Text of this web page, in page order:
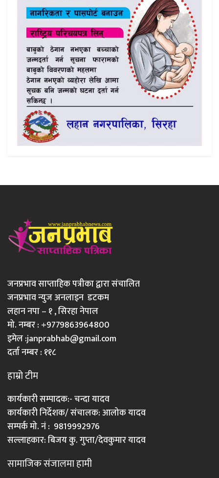
जनप्रभाव साप्ताहिक पत्रीका द्वारा संचालित
जनप्रभाव न्युज अनलाइन डटकम
लहान नपा – १ , सिरहा नेपाल
मो. नम्बर : +9779863964800
इमेल :janprabhab@gmail.com
दर्ता नम्बर : ११८
हाम्रो टीम
कार्यकारी सम्पादक:- चन्दा यादव
कार्यकारी निर्देशक/ संचालक: आलोक यादव
सम्पर्क मो. नं : 9819992976
सल्लाहकार: बिजय कु. गुप्ता/देवकुमार यादव
सामाजिक संजालमा हामी